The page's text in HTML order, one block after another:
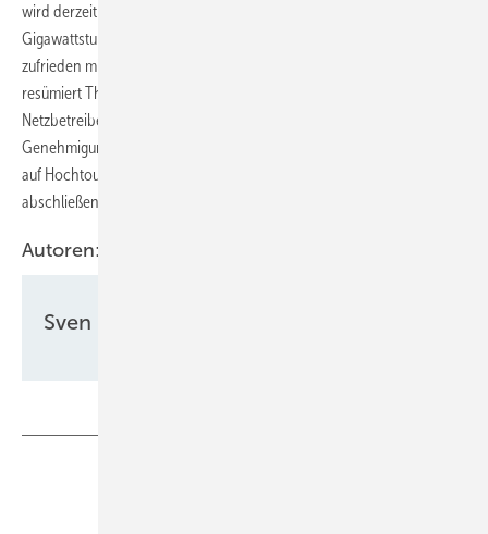
wird derzeit entwickelt. Eine Verdopplung der Kapazität auf vier
Gigawattstunden ist aktuell in Arbeit und Prüfung. „Wir sind sehr
zufrieden mit dem im Jahr 2025 erreichten Projektentwicklungsstand“,
resümiert Thomas Speidel. „Die formale Anschlusszusage des
Netzbetreibers liegt vor und die weiteren Planungs- und
Genehmigungsarbeiten mit internen und externen Beteiligten laufen
auf Hochtouren.“ In diesem Jahr will ADS-TEC die Planungen
abschließen und das Projekt bis zur Baureife vorantreiben.
Autoren:
Sven Ullrich